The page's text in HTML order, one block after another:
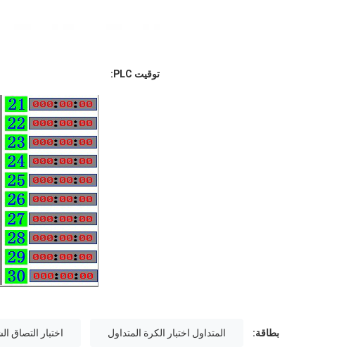
توقيت PLC:
بطاقة: المتداول اختبار الكرة المتداول اختبار التصاق